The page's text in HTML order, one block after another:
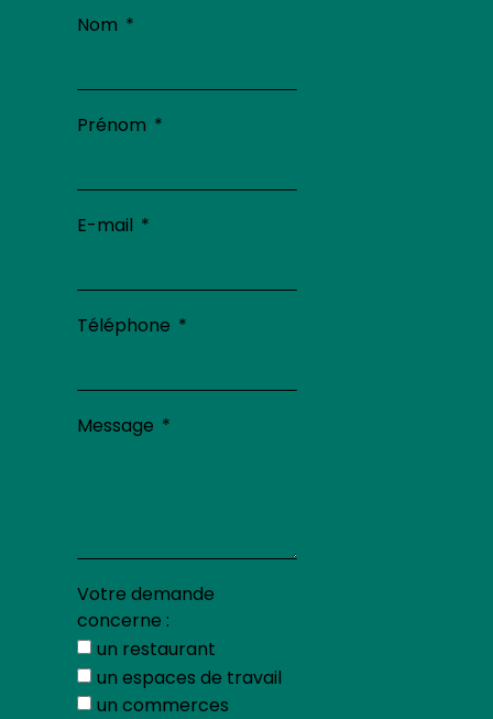
Nom
Prénom
E-mail
Téléphone
Message
Votre demande
concerne :
un restaurant
un espaces de travail
un commerces